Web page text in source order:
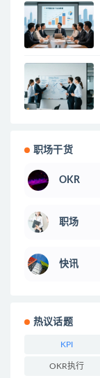
职场干货
OKR
职场
快讯
热议话题
KPI
OKR执行